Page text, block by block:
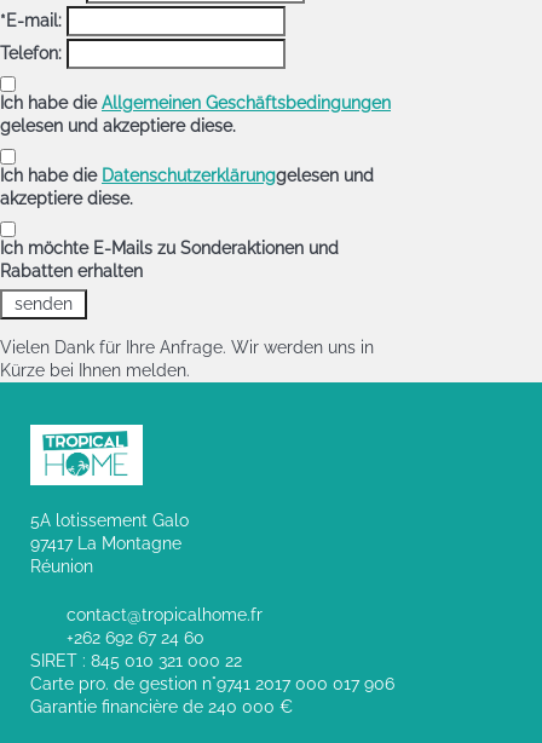
*E-mail:
Telefon:
Ich habe dieAllgemeinen Geschäftsbedingungen
gelesen und akzeptiere diese.
Ich habe die Datenschutzerklärunggelesen und
akzeptiere diese.
Ich möchte E-Mails zu Sonderaktionen und
Rabatten erhalten
Vielen Dank für Ihre Anfrage. Wir werden uns in
Kürze bei Ihnen melden.
5A lotissement Galo
97417 La Montagne
Réunion
contact@tropicalhome.fr
+262 692 67 24 60
SIRET : 845 010 321 000 22
Carte pro. de gestion n°9741 2017 000 017 906
Garantie financière de 240 000 €